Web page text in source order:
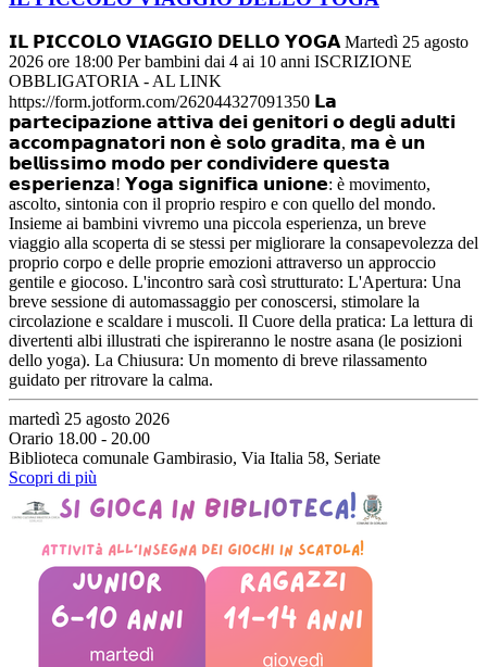
𝗜𝗟 𝗣𝗜𝗖𝗖𝗢𝗟𝗢 𝗩𝗜𝗔𝗚𝗚𝗜𝗢 𝗗𝗘𝗟𝗟𝗢 𝗬𝗢𝗚𝗔 Martedì 25 agosto
2026 ore 18:00 Per bambini dai 4 ai 10 anni ISCRIZIONE
OBBLIGATORIA - AL LINK
https://form.jotform.com/262044327091350 𝗟𝗮
𝗽𝗮𝗿𝘁𝗲𝗰𝗶𝗽𝗮𝘇𝗶𝗼𝗻𝗲 𝗮𝘁𝘁𝗶𝘃𝗮 𝗱𝗲𝗶 𝗴𝗲𝗻𝗶𝘁𝗼𝗿𝗶 𝗼 𝗱𝗲𝗴𝗹𝗶 𝗮𝗱𝘂𝗹𝘁𝗶
𝗮𝗰𝗰𝗼𝗺𝗽𝗮𝗴𝗻𝗮𝘁𝗼𝗿𝗶 𝗻𝗼𝗻 𝗲̀ 𝘀𝗼𝗹𝗼 𝗴𝗿𝗮𝗱𝗶𝘁𝗮, 𝗺𝗮 𝗲̀ 𝘂𝗻
𝗯𝗲𝗹𝗹𝗶𝘀𝘀𝗶𝗺𝗼 𝗺𝗼𝗱𝗼 𝗽𝗲𝗿 𝗰𝗼𝗻𝗱𝗶𝘃𝗶𝗱𝗲𝗿𝗲 𝗾𝘂𝗲𝘀𝘁𝗮
𝗲𝘀𝗽𝗲𝗿𝗶𝗲𝗻𝘇𝗮! 𝗬𝗼𝗴𝗮 𝘀𝗶𝗴𝗻𝗶𝗳𝗶𝗰𝗮 𝘂𝗻𝗶𝗼𝗻𝗲: è movimento,
ascolto, sintonia con il proprio respiro e con quello del mondo.
Insieme ai bambini vivremo una piccola esperienza, un breve
viaggio alla scoperta di se stessi per migliorare la consapevolezza del
proprio corpo e delle proprie emozioni attraverso un approccio
gentile e giocoso. L'incontro sarà così strutturato: L'Apertura: Una
breve sessione di automassaggio per conoscersi, stimolare la
circolazione e scaldare i muscoli. Il Cuore della pratica: La lettura di
divertenti albi illustrati che ispireranno le nostre asana (le posizioni
dello yoga). La Chiusura: Un momento di breve rilassamento
guidato per ritrovare la calma.
martedì 25 agosto 2026
Orario 18.00 - 20.00
Biblioteca comunale Gambirasio, Via Italia 58, Seriate
Scopri di più